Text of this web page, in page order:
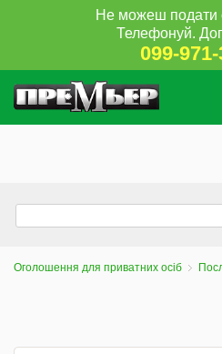
Не можеш подати
Телефонуй.
099-
Оголошення для приватних осіб